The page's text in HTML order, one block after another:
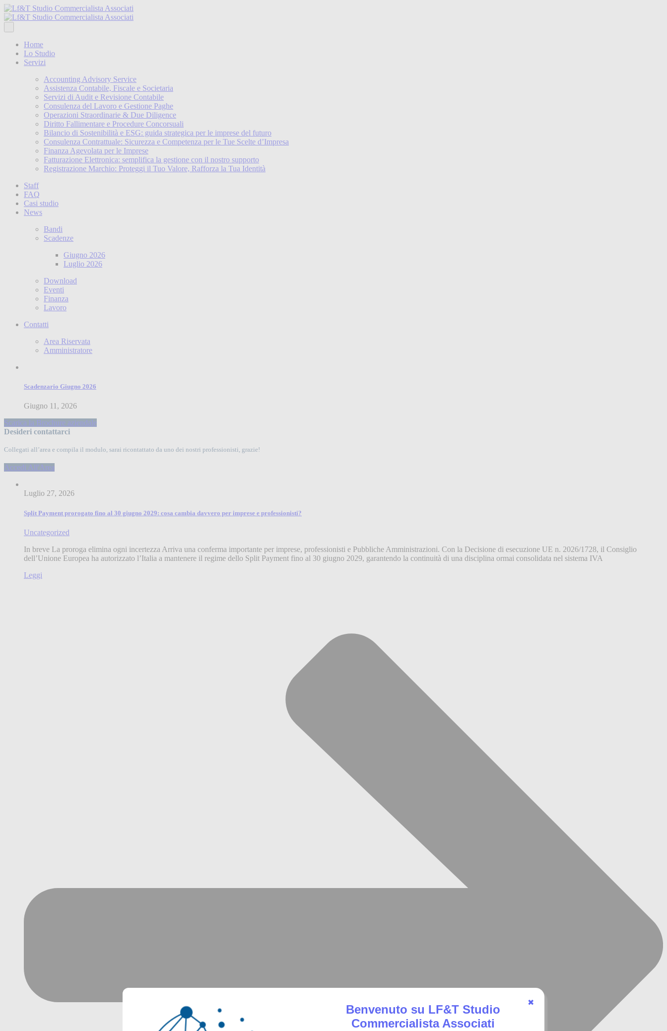
Home
Lo Studio
Servizi
Accounting Advisory Service
Assistenza Contabile, Fiscale e Societaria
Servizi di Audit e Revisione Contabile
Consulenza del Lavoro e Gestione Paghe
Operazioni Straordinarie & Due Diligence
Diritto Fallimentare e Procedure Concorsuali
Bilancio di Sostenibilità e ESG: guida strategica per le imprese del futuro
Consulenza Contrattuale: Sicurezza e Competenza per le Tue Scelte d’Impresa
Finanza Agevolata per le Imprese
Fatturazione Elettronica: semplifica la gestione con il nostro supporto
Registrazione Marchio: Proteggi il Tuo Valore, Rafforza la Tua Identità
Staff
FAQ
Casi studio
News
Bandi
Scadenze
Giugno 2026
Luglio 2026
Download
Eventi
Finanza
Lavoro
Contatti
Area Riservata
Amministratore
Scadenzario Giugno 2026
Giugno 11, 2026
Scarica la Brochure aziendale
Desideri contattarci
Collegati all’area e compila il modulo, sarai ricontattato da uno dei nostri professionisti, grazie!
Accedi All'Area
Luglio 27, 2026
Split Payment prorogato fino al 30 giugno 2029: cosa cambia davvero per imprese e professionisti?
Uncategorized
In breve La proroga elimina ogni incertezza Arriva una conferma importante per imprese, professionisti e Pubbliche Amministrazioni. Con la Decisione di esecuzione UE n. 2026/1728, il Consiglio
dell’Unione Europea ha autorizzato l’Italia a mantenere il regime dello Split Payment fino al 30 giugno 2029, garantendo la continuità di una disciplina ormai consolidata nel sistema IVA
Leggi
✖
Benvenuto su LF&T Studio
Commercialista Associati